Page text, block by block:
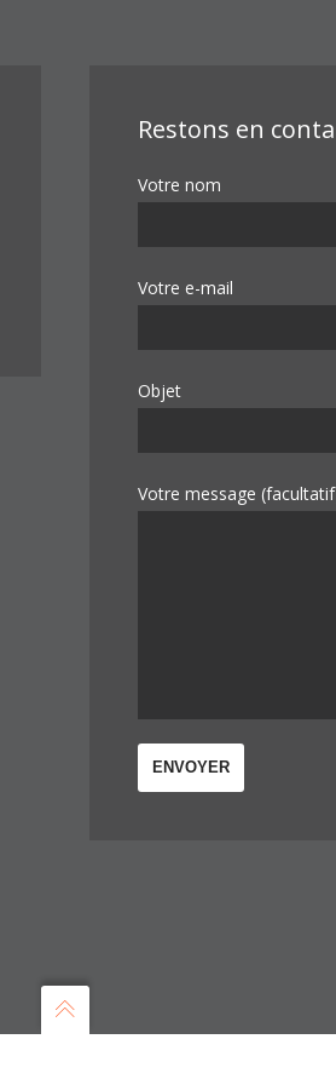
Restons en
Votre nom
Votre e-mail
Objet
Votre message